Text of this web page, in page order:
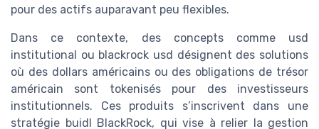
pour des actifs auparavant peu flexibles.
Dans ce contexte, des concepts comme usd
institutional ou blackrock usd désignent des solutions
où des dollars américains ou des obligations de trésor
américain sont tokenisés pour des investisseurs
institutionnels. Ces produits s’inscrivent dans une
stratégie buidl BlackRock, qui vise à relier la gestion